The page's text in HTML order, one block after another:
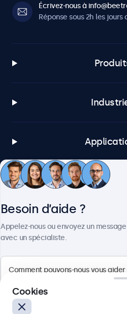
Écrivez-nous à
Réponse sous 2h les jours
Service
Besoin d’aide ?
Appelez-nous ou envoyez un
avec un spécialiste.
Cookies